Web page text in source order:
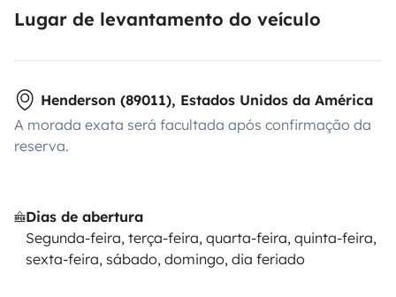
Lugar de levantamento do veículo
Henderson (89011), Estados Unidos da América
A morada exata será facultada após confirmação da
reserva.
Dias de abertura
Segunda-feira, terça-feira, quarta-feira, quinta-feira,
sexta-feira, sábado, domingo, dia feriado